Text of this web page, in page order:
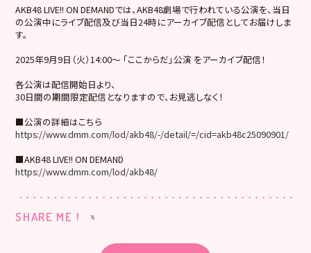
AKB48 LIVE!! ON DEMANDでは、AKB48劇場で行われている公演を、当日
の公演中にライブ配信及び当日24時にアーカイブ配信としてお届けしま
す。
2025年9月9日（火）14:00～ 「ここからだ」公演 をアーカイブ配信！
各公演は配信開始日より、
30日間の期間限定配信となりますので、お見逃しなく！
■公演の詳細はこちら
https://www.dmm.com/lod/akb48/-/detail/=/cid=akb48c25090901/
■AKB48 LIVE!! ON DEMAND
https://www.dmm.com/lod/akb48/
SHARE ME !